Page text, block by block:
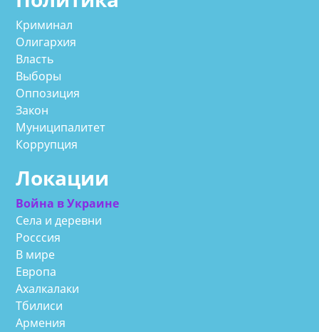
Криминал
Олигархия
Власть
Выборы
Оппозиция
Закон
Муниципалитет
Коррупция
Локации
Война в Украине
Села и деревни
Росссия
В мире
Европа
Ахалкалаки
Тбилиси
Армения